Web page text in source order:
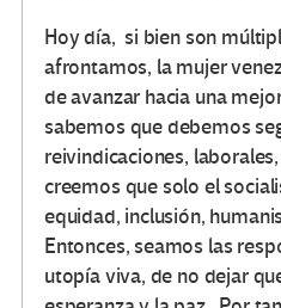
Hoy día, si bien son
afrontamos, la mujer
de avanzar hacia una
sabemos que debemos
reivindicaciones,
creemos que solo el
equidad, inclusión,
Entonces, seamos las
utopía viva, de no dejar